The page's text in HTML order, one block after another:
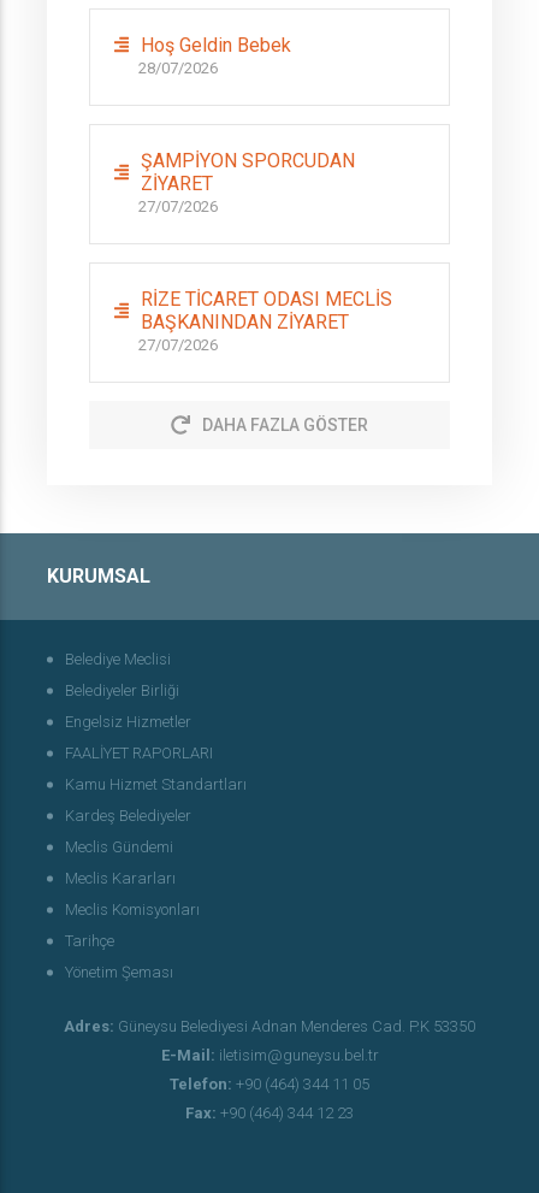
Hoş Geldin Bebek
28/07/2026
ŞAMPİYON SPORCUDAN
ZİYARET
27/07/2026
RİZE TİCARET ODASI MECLİS
BAŞKANINDAN ZİYARET
27/07/2026
DAHA FAZLA GÖSTER
KURUMSAL
Belediye Meclisi
Belediyeler Birliği
Engelsiz Hizmetler
FAALİYET RAPORLARI
Kamu Hizmet Standartları
Kardeş Belediyeler
Meclis Gündemi
Meclis Kararları
Meclis Komisyonları
Tarihçe
Yönetim Şeması
Adres: Güneysu Belediyesi Adnan Menderes Cad. P.K 53350
E-Mail: iletisim@guneysu.bel.tr
Telefon: +90 (464) 344 11 05
Fax: +90 (464) 344 12 23